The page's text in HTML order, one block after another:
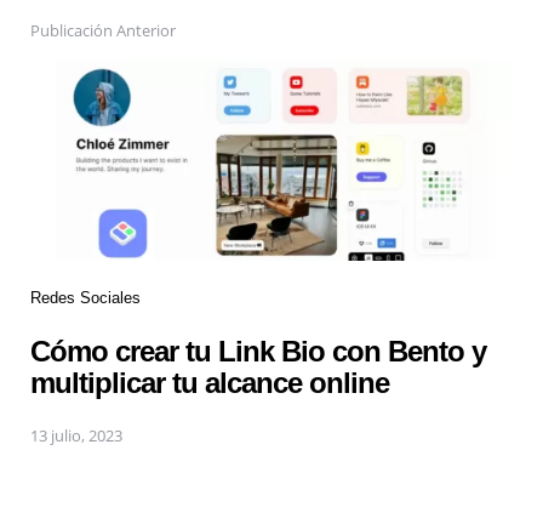
Publicación Anterior
Redes Sociales
Cómo crear tu Link Bio con Bento y
multiplicar tu alcance online
13 julio, 2023